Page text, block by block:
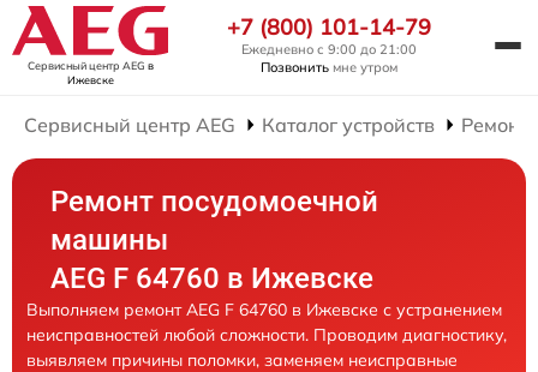
Сервисный центр AEG в
Ижевске
+7 (800) 101-14-79
Ежедневно с 9:00 до 21:00
Позвонить мне утром
Сервисный центр AEG Каталог устройств Ремонт
Ремонт посудомоечной
машины
AEG F 64760 в Ижевске
Выполняем ремонт AEG F 64760 в Ижевске с устранением
неисправностей любой сложности. Проводим диагностику,
выявляем причины поломки, заменяем неисправные